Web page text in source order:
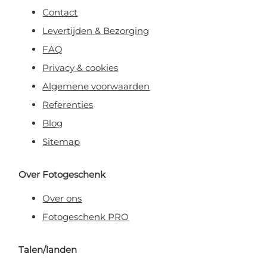
Contact
Levertijden & Bezorging
FAQ
Privacy & cookies
Algemene voorwaarden
Referenties
Blog
Sitemap
Over Fotogeschenk
Over ons
Fotogeschenk PRO
Talen/landen